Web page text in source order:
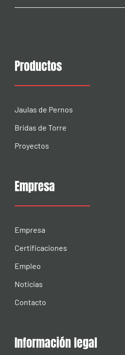
Productos
Jaulas de Pernos
Bridas de Torre
Proyectos
Empresa
Empresa
Certificaciones
Empleo
Noticias
Contacto
Información legal